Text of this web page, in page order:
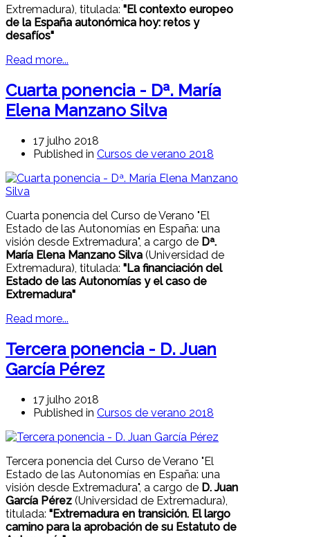
Extremadura), titulada: "El contexto europeo
de la España autonómica hoy: retos y
desafíos"
Read more...
Cuarta ponencia - Dª. María
Elena Manzano Silva
17 julho 2018
Published in Cursos de verano 2018
Cuarta ponencia del Curso de Verano "El
Estado de las Autonomías en España: una
visión desde Extremadura", a cargo de Dª.
María Elena Manzano Silva (Universidad de
Extremadura), titulada: "La financiación del
Estado de las Autonomías y el caso de
Extremadura"
Read more...
Tercera ponencia - D. Juan
García Pérez
17 julho 2018
Published in Cursos de verano 2018
Tercera ponencia del Curso de Verano "El
Estado de las Autonomías en España: una
visión desde Extremadura", a cargo de D. Juan
García Pérez (Universidad de Extremadura),
titulada: "Extremadura en transición. El largo
camino para la aprobación de su Estatuto de